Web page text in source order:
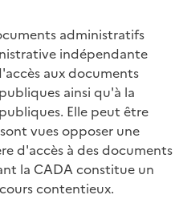
administratifs
indépendante
aux documents
ainsi qu'à la
Elle peut être
vues opposer une
d'accès à des documents
la CADA constitue un
contentieux.